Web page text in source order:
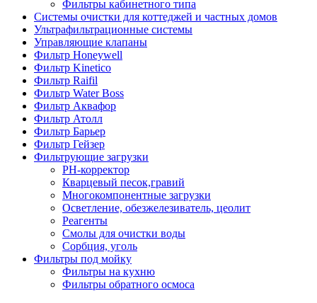
Фильтры кабинетного типа
Системы очистки для коттеджей и частных домов
Ультрафильтрационные системы
Управляющие клапаны
Фильтр Honeywell
Фильтр Kinetico
Фильтр Raifil
Фильтр Water Boss
Фильтр Аквафор
Фильтр Атолл
Фильтр Барьер
Фильтр Гейзер
Фильтрующие загрузки
PH-корректор
Кварцевый песок,гравий
Многокомпонентные загрузки
Осветление, обезжелезиватель, цеолит
Реагенты
Смолы для очистки воды
Сорбция, уголь
Фильтры под мойку
Фильтры на кухню
Фильтры обратного осмоса